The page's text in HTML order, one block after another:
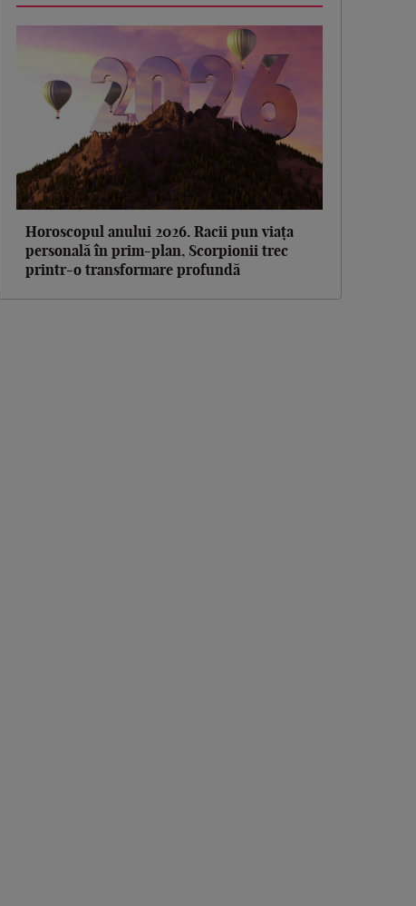
Horoscopul anului 2026. Racii pun viața
personală în prim-plan, Scorpionii trec
printr-o transformare profundă